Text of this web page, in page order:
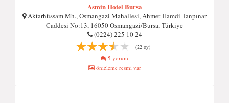
Asmin Hotel Bursa
Aktarhüssam Mh., Osmangazi Mahallesi, Ahmet Hamdi Tanpınar
Caddesi No:13, 16050 Osmangazi/Bursa, Türkiye
(0224) 225 10 24
(22 oy)
5 yorum
önizleme resmi var